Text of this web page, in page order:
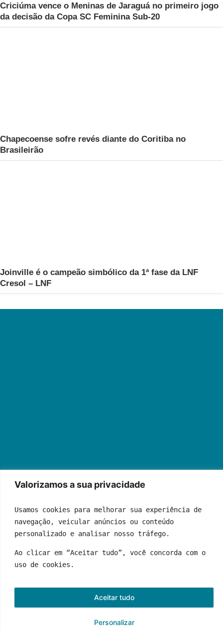
Valorizamos a sua privacidade
Usamos cookies para melhorar sua experiência de
navegação, veicular anúncios ou conteúdo
personalizado e analisar nosso tráfego.
Ao clicar em “Aceitar tudo”, você concorda com o
uso de cookies.
Personalizar
Aceitar tudo
Criciúma vence o Meninas de Jaraguá no primeiro jogo
da decisão da Copa SC Feminina Sub-20
Chapecoense sofre revés diante do Coritiba no
Brasileirão
Joinville é o campeão simbólico da 1ª fase da LNF
Cresol – LNF
Quem Somos Fale ConoscoPolítica de Privacidade
Termos de UsoAnuncie Conosco